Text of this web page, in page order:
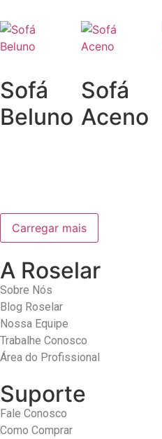
Sofá
Beluno
Sofá
Aceno
Carregar mais
A Roselar
Sobre Nós
Blog Roselar
Nossa Equipe
Trabalhe Conosco
Área do Profissional
Suporte
Fale Conosco
Como Comprar